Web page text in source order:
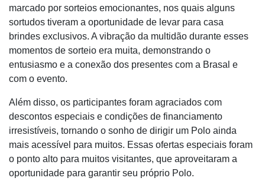
marcado por sorteios emocionantes, nos quais alguns
sortudos tiveram a oportunidade de levar para casa
brindes exclusivos. A vibração da multidão durante esses
momentos de sorteio era muita, demonstrando o
entusiasmo e a conexão dos presentes com a Brasal e
com o evento.
Além disso, os participantes foram agraciados com
descontos especiais e condições de financiamento
irresistíveis, tornando o sonho de dirigir um Polo ainda
mais acessível para muitos. Essas ofertas especiais foram
o ponto alto para muitos visitantes, que aproveitaram a
oportunidade para garantir seu próprio Polo.